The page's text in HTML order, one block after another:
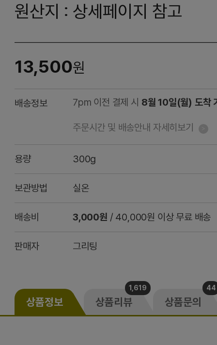
원산지 : 상세페이지 참고
13,500원
배송정보 7pm 이전 결제 시 8월 10일(월) 도착
주문시간 및 배송안내 자세히보기
용량 300g
보관방법 실온
배송비 3,000원 / 40,000원 이상 무료 배송
판매자 그리팅
상품정보 상품리뷰
1,619
상품문의
44